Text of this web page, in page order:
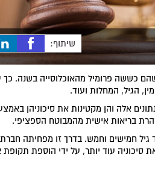
שיתוף:
כששה פרומיל מהאוכלוסייה בשנה. כך
הגיל, המחלות ועוד.
אלה והן מקטינות את סיכוניהן
בריאות אישית מהמבוטח הספציפי.
חמישים וחמש. בדרך זו מפחיתה
עוד יותר, על ידי הוספת